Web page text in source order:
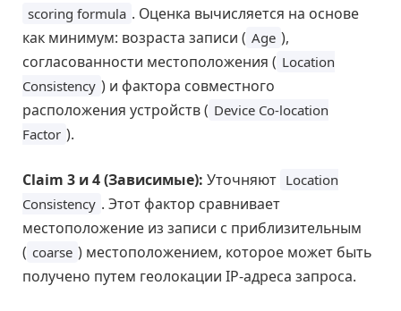
scoring formula . Оценка вычисляется на основе
как минимум: возраста записи ( Age ),
согласованности местоположения ( Location
Consistency ) и фактора совместного
расположения устройств ( Device Co-location
Factor ).
Claim 3 и 4 (Зависимые): Уточняют Location
Consistency . Этот фактор сравнивает
местоположение из записи с приблизительным
( coarse ) местоположением, которое может быть
получено путем геолокации IP-адреса запроса.